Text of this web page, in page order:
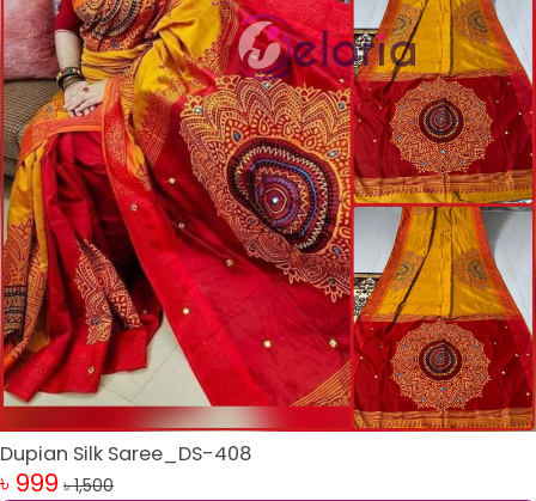
Dupian Silk Saree_DS-408
৳ 999 ৳ 1,500